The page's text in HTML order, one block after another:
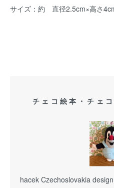
サイズ：約 直径2.5cm×高さ
チェコ絵本・チェ
hacek Czechoslovakia